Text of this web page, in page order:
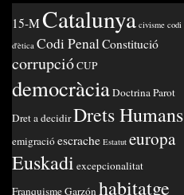
15-MCatalunya civisme codi
d'ètica Codi PenalConstitució
corrupcióCUP
democràciaDoctrina Parot
Dret a decidirDrets Humans
emigracióescrache Estatut europa
Euskadi excepcionalitat
FranquismeGarzónhabitatge